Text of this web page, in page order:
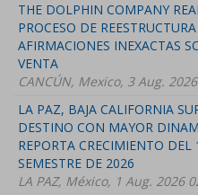
THE DOLPHIN COMPANY
PROCESO DE
AFIRMACIONES INEXACTAS
VENTA
CANCÚN, Mexico, 3 Aug.
LA PAZ, BAJA CALIFORNIA
DESTINO CON MAYOR
REPORTA CRECIMIENTO
SEMESTRE DE 2026
LA PAZ, México, 1 Aug. 2026